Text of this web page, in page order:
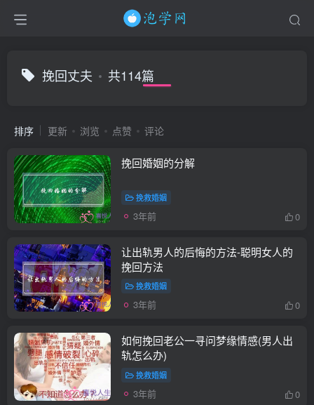
挽回丈夫 共114篇
排序 更新 浏览 点赞 评论
挽回婚姻的分解
挽救婚姻
3年前 0
让出轨男人的后悔的方法-聪明女人的
挽回方法
挽救婚姻
3年前 0
如何挽回老公一寻问梦缘情感(男人出
轨怎么办)
挽救婚姻
3年前 0